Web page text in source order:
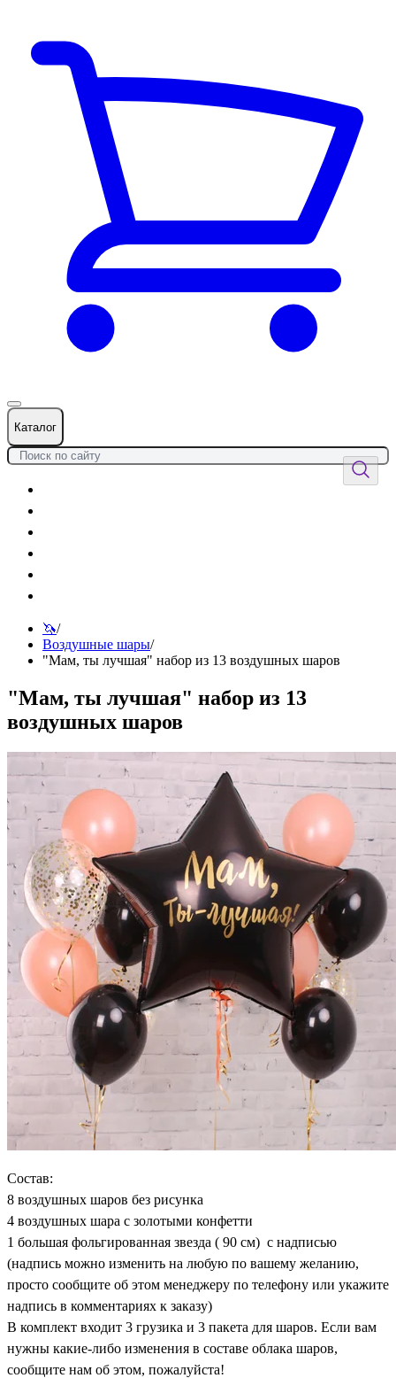
Каталог
🦄/
Воздушные шары/
"Мам, ты лучшая" набор из 13 воздушных шаров
"Мам, ты лучшая" набор из 13
воздушных шаров
Состав:
8 воздушных шаров без рисунка
4 воздушных шара с золотыми конфетти
1 большая фольгированная звезда ( 90 см) с надписью
(надпись можно изменить на любую по вашему желанию,
просто сообщите об этом менеджеру по телефону или укажите
надпись в комментариях к заказу)
В комплект входит 3 грузика и 3 пакета для шаров. Если вам
нужны какие-либо изменения в составе облака шаров,
сообщите нам об этом, пожалуйста!